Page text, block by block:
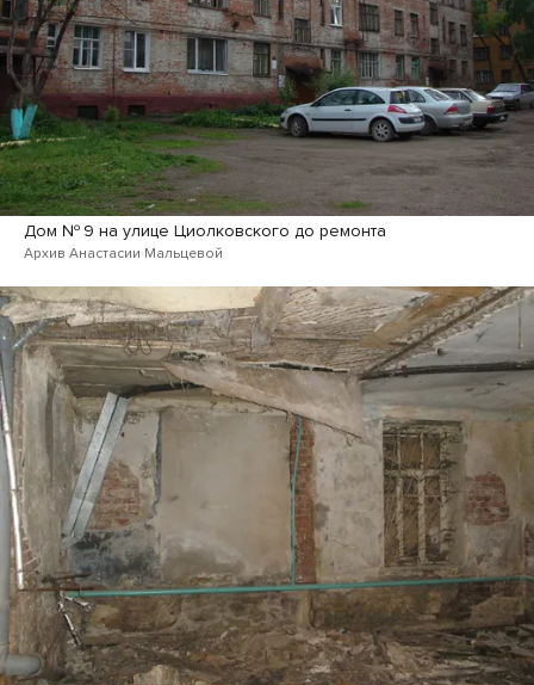
Дом № 9 на улице Циолковского до ремонта
Архив Анастасии Мальцевой